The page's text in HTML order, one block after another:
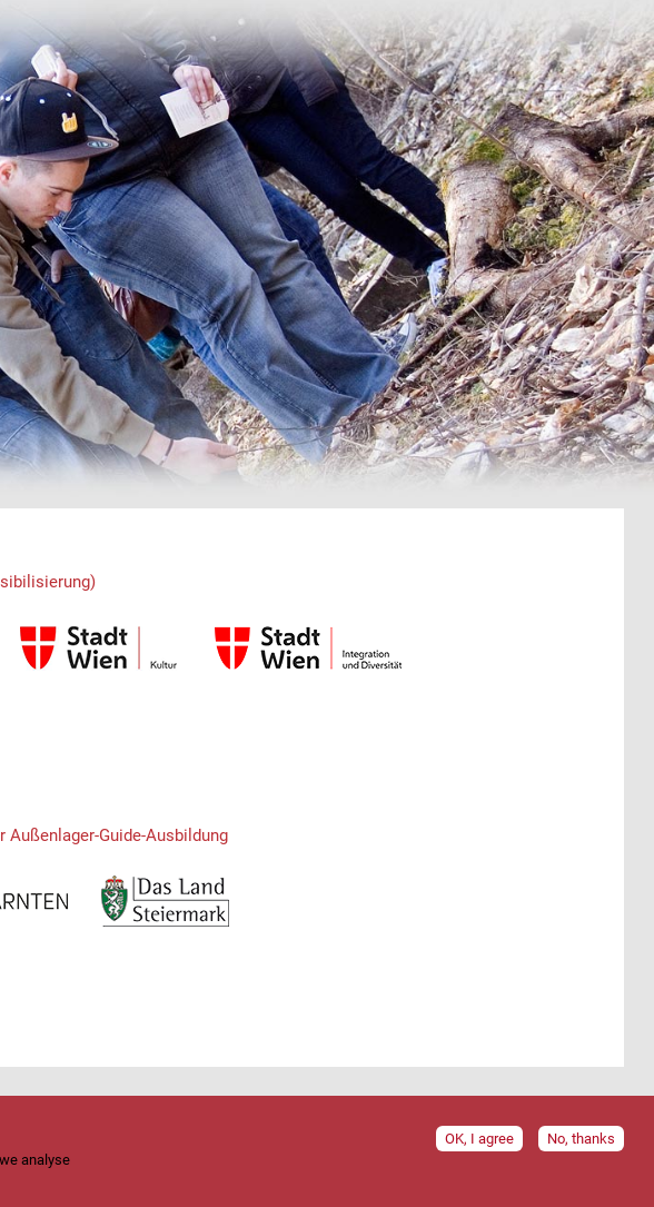
Guide-Ausbildung
analyse
OK, I agree No, thanks